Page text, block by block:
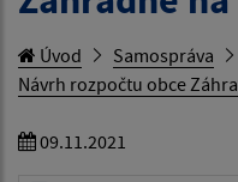
Úvod Samospráva
Návrh rozpočtu obce
09.11.2021